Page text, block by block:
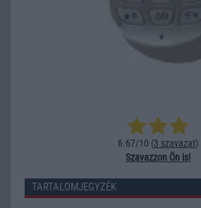
6.67/10 (3 szavazat)
Szavazzon Ön is!
TARTALOMJEGYZÉK